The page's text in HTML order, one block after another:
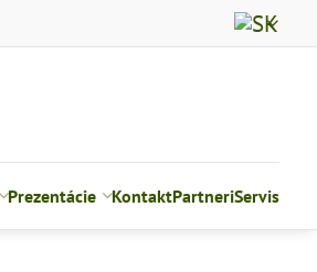
Prezentácie KontaktPartneriServis